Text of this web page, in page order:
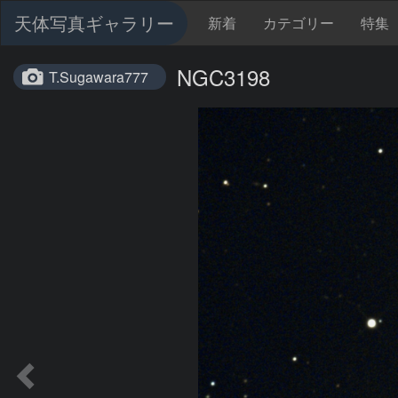
天体写真ギャラリー 新着 カテゴリー 特集
T.Sugawara777 NGC3198